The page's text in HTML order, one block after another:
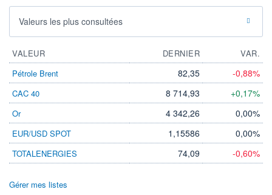
Valeurs les plus consultées
VALEUR DERNIER
VAR.
Pétrole Brent
82,35 -0,88%
CAC 40 8 714,93 +0,17%
Or 4 342,26 0,00%
EUR/USD SPOT 1,15586 0,00%
TOTALENERGIES 74,09 -0,60%
Gérer mes listes